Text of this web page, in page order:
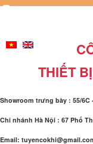
THIẾT
Showroom trưng bày : 55/
Chi nhánh Hà Nội : 67 Phố
Email: